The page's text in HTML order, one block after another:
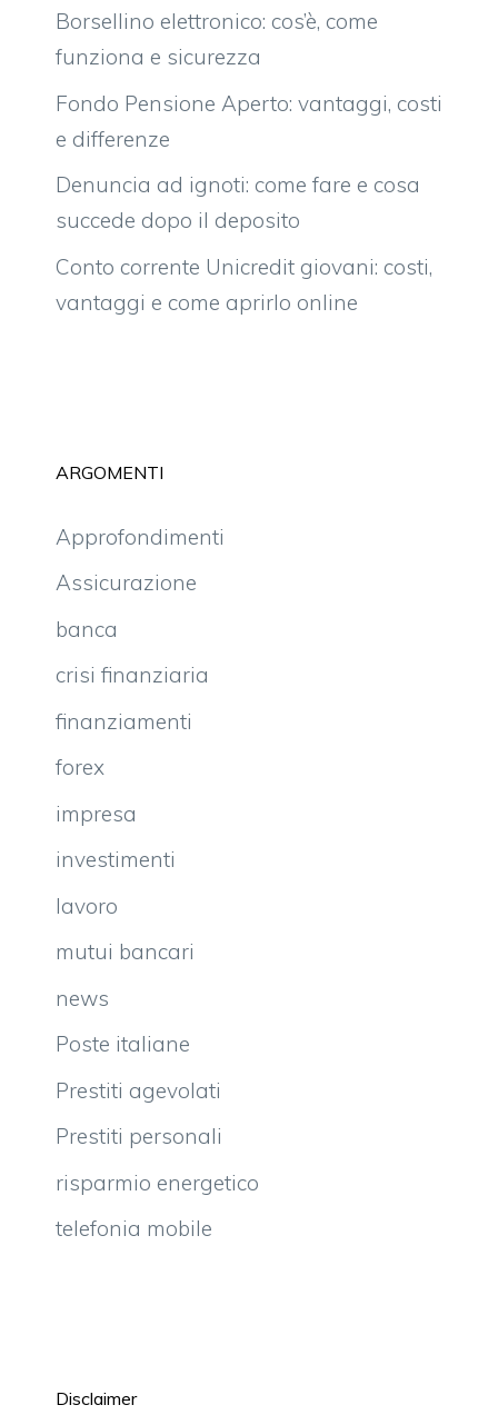
Borsellino elettronico: cos’è, come
funziona e sicurezza
Fondo Pensione Aperto: vantaggi, costi
e differenze
Denuncia ad ignoti: come fare e cosa
succede dopo il deposito
Conto corrente Unicredit giovani: costi,
vantaggi e come aprirlo online
ARGOMENTI
Approfondimenti
Assicurazione
banca
crisi finanziaria
finanziamenti
forex
impresa
investimenti
lavoro
mutui bancari
news
Poste italiane
Prestiti agevolati
Prestiti personali
risparmio energetico
telefonia mobile
Disclaimer